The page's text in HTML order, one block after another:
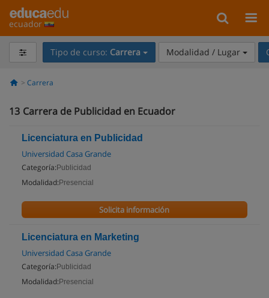
ecuador
Tipo de curso: Carrera Modalidad / Lugar
Carrera
13 Carrera de Publicidad en Ecuador
Licenciatura en Publicidad
Universidad Casa Grande
Categoría: Publicidad
Modalidad: Presencial
Solicita información
Licenciatura en Marketing
Universidad Casa Grande
Categoría: Publicidad
Modalidad: Presencial